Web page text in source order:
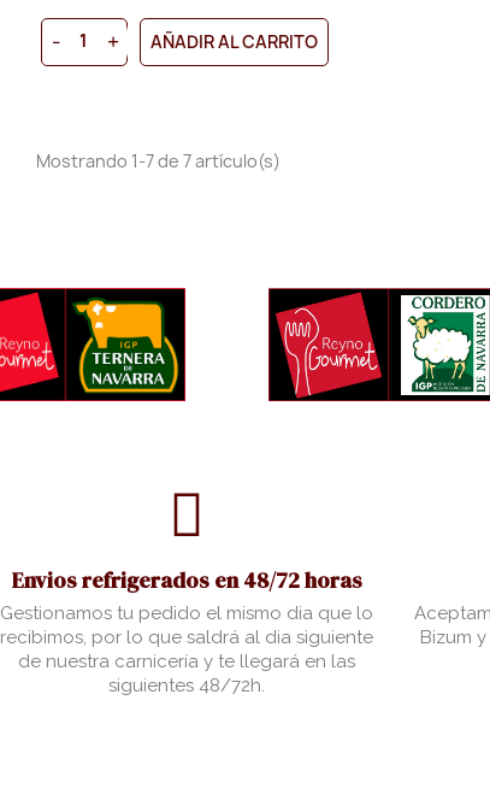
- + AÑADIR AL CARRITO
Mostrando 1-7 de 7 artículo(s)
Envios refrigerados en 48/72 horas
Gestionamos tu pedido el mismo dia que lo
recibimos, por lo que saldrá al dia siguiente
de nuestra carnicería y te llegará en las
siguientes 48/72h.
Bizum